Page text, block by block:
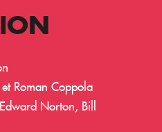
Roman Coppola
Norton, Bill